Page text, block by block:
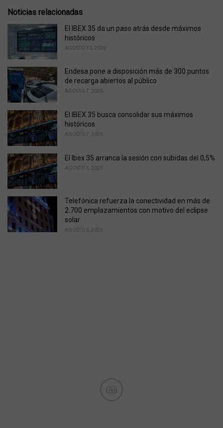
e
o
Noticias relacionadas
El IBEX 35 da un paso atrás desde máximos
históricos
AGOSTO 10, 2026
Endesa pone a disposición más de 300 puntos
de recarga abiertos al público
AGOSTO 7, 2026
El IBEX 35 busca consolidar sus máximos
históricos
AGOSTO 7, 2026
El Ibex 35 arranca la sesión con subidas del 0,5%
AGOSTO 6, 2026
Telefónica refuerza la conectividad en más de
2.700 emplazamientos con motivo del eclipse
solar
AGOSTO 5, 2026
Ad